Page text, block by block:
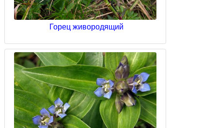
Горец живородящий